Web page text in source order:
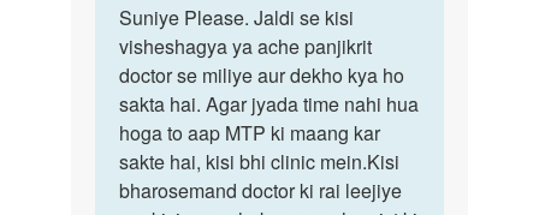
to
Maim
mai
apni
gf
ko
mc
Suniye
Please.
Jaldi
se
kisi
Suniye Please. Jaldi se kisi
visheshagya ya ache panjikrit
doctor se miliye aur dekho kya ho
sakta hai. Agar jyada time nahi hua
hoga to aap MTP ki maang kar
sakte hai, kisi bhi clinic mein.Kisi
bharosemand doctor ki rai leejiye